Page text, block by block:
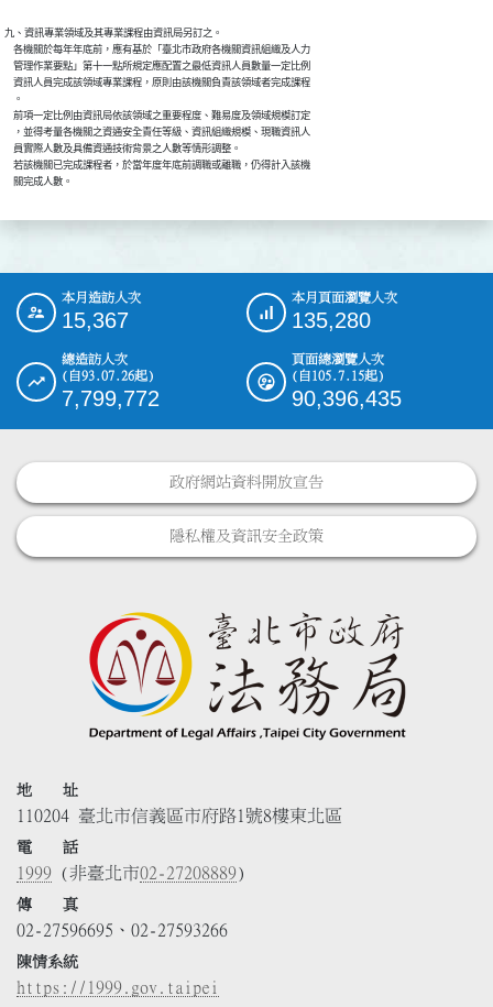
九、資訊專業領域及其專業課程由資訊局另訂之。
    各機關於每年年底前，應有基於「臺北市政府各機關資訊組織及人力
    管理作業要點」第十一點所規定應配置之最低資訊人員數量一定比例
    資訊人員完成該領域專業課程，原則由該機關負責該領域者完成課程
    。
    前項一定比例由資訊局依該領域之重要程度、難易度及領域規模訂定
    ，並得考量各機關之資通安全責任等級、資訊組織規模、現職資訊人
    員實際人數及具備資通技術背景之人數等情形調整。
    若該機關已完成課程者，於當年度年底前調職或離職，仍得計入該機
    關完成人數。
::: 本月造訪人次
15,367
本月頁面瀏覽人次
135,280
總造訪人次
(自93.07.26起)
7,799,772
頁面總瀏覽人次
(自105.7.15起)
90,396,435
政府網站資料開放宣告
隱私權及資訊安全政策
地 址
110204 臺北市信義區市府路1號8樓東北區
電 話
1999 (非臺北市02-27208889)
傳 真
02-27596695、02-27593266
陳情系統
https://1999.gov.taipei